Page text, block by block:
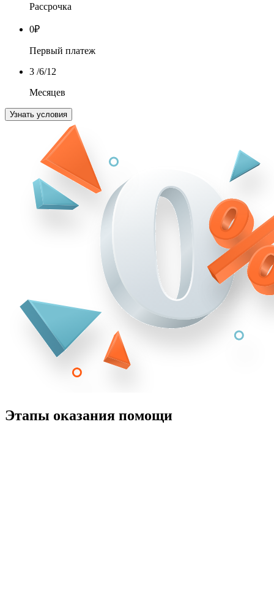
Рассрочка
0₽
Первый платеж
3 /6/12
Месяцев
Узнать условия
Этапы оказания помощи